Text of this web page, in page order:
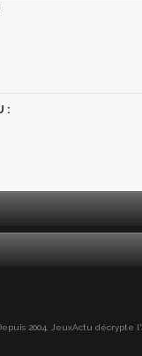
:
2004, JeuxActu décrypte